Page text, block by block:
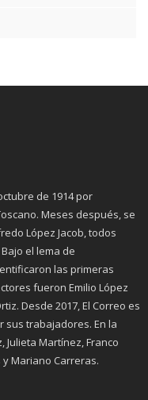
de 1914 por
Meses después, se
López Jacob, todos
el lema de
las primeras
fueron Emilio López
Desde 2017, El Correo es
sus trabajadores. En la
Martínez, Franco
y Mariano Carreras.